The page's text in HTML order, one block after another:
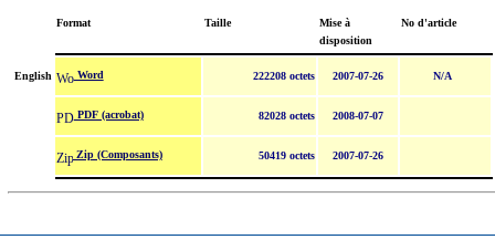
Format Taille
Mise à
disposition
No d'article
English Word 222208 octets 2007-07-26 N/A
PDF (acrobat) 82028 octets 2008-07-07
Zip (Composants) 50419 octets 2007-07-26